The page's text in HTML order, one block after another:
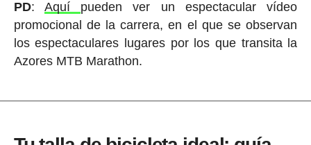
PD: Aquí pueden ver un espectacular vídeo
promocional de la carrera, en el que se observan
los espectaculares lugares por los que transita la
Azores MTB Marathon.